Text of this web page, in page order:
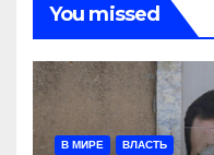
You missed
В МИРЕ ВЛАСТЬ